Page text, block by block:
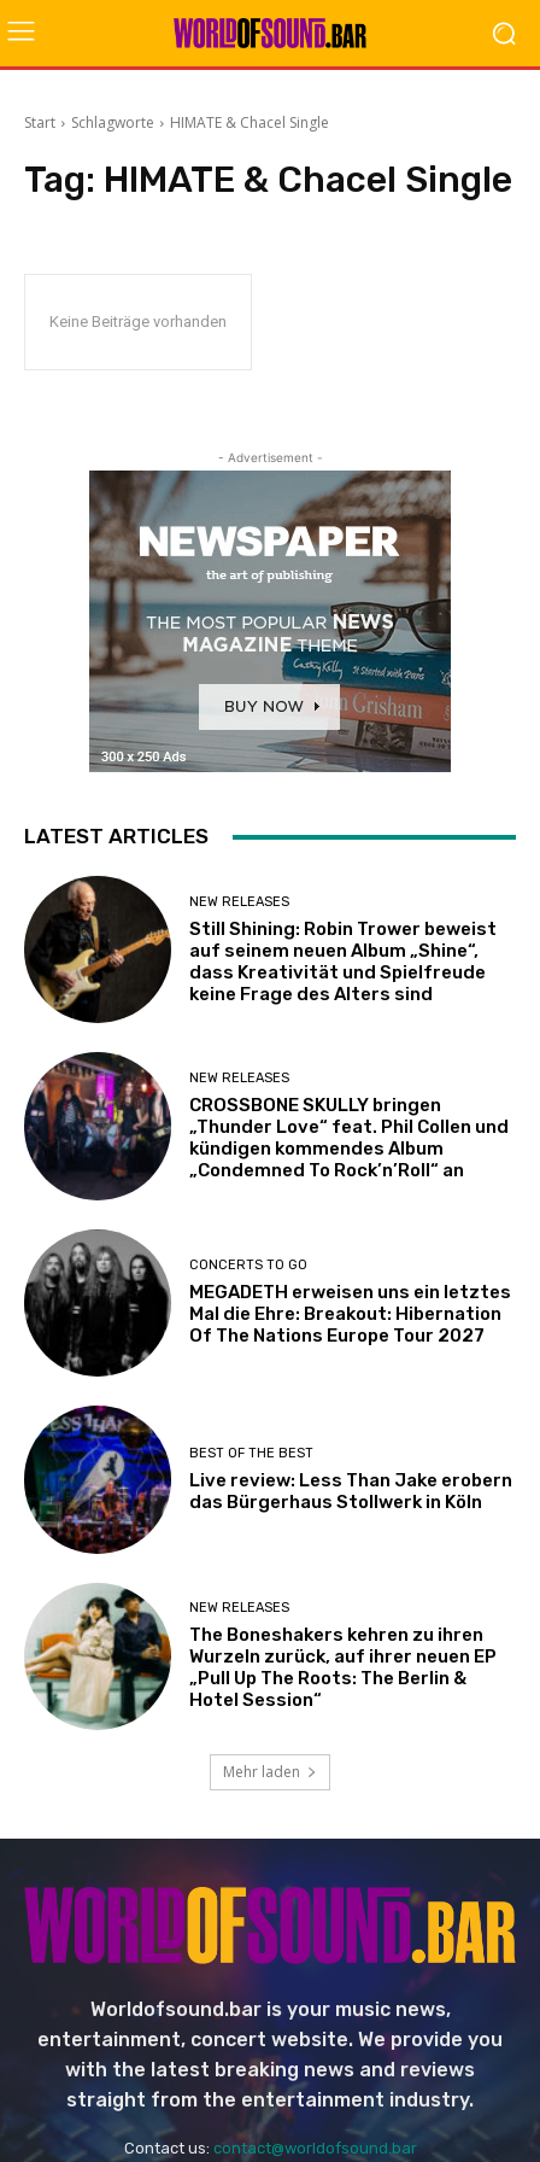
Start Schlagworte HIMATE & Chacel Single
Tag: HIMATE & Chacel Single
Keine Beiträge vorhanden
- Advertisement -
LATEST ARTICLES
NEW RELEASES
Still Shining: Robin Trower beweist
auf seinem neuen Album „Shine“,
dass Kreativität und Spielfreude
keine Frage des Alters sind
NEW RELEASES
CROSSBONE SKULLY bringen
„Thunder Love“ feat. Phil Collen und
kündigen kommendes Album
„Condemned To Rock’n’Roll“ an
CONCERTS TO GO
MEGADETH erweisen uns ein letztes
Mal die Ehre: Breakout: Hibernation
Of The Nations Europe Tour 2027
BEST OF THE BEST
Live review: Less Than Jake erobern
das Bürgerhaus Stollwerk in Köln
NEW RELEASES
The Boneshakers kehren zu ihren
Wurzeln zurück, auf ihrer neuen EP
„Pull Up The Roots: The Berlin &
Hotel Session“
Mehr laden
Worldofsound.bar is your music news,
entertainment, concert website. We provide you
with the latest breaking news and reviews
straight from the entertainment industry.
Contact us: contact@worldofsound.bar